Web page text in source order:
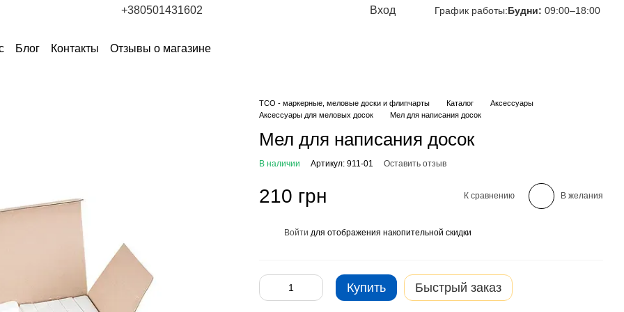
+380501431602 Вход График работы:Будни: 09:00–18:00
Блог Контакты Отзывы о магазине
ТСО - маркерные, меловые доски и флипчарты Каталог
Аксессуары
Аксессуары для меловых досок
Мел для написания досок
Мел для написания досок
В наличии Артикул: 911-01 Оставить отзыв
210 грн К сравнению В желания
Войти для отображения накопительной скидки
Купить Быстрый заказ